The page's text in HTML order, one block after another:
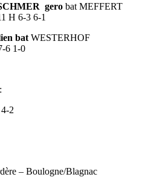
gero bat MEFFERT
H 6-3 6-1
bat WESTERHOF
6 1-0
:
2
– Boulogne/Blagnac